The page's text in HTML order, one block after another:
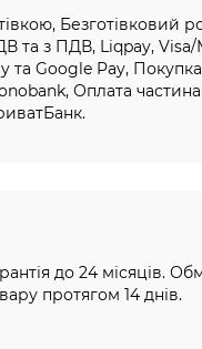
Безготівковий
та з ПДВ, Liqpay, Visa/
та Google Pay,
Оплата
до 24 місяців.
протягом 14 днів.